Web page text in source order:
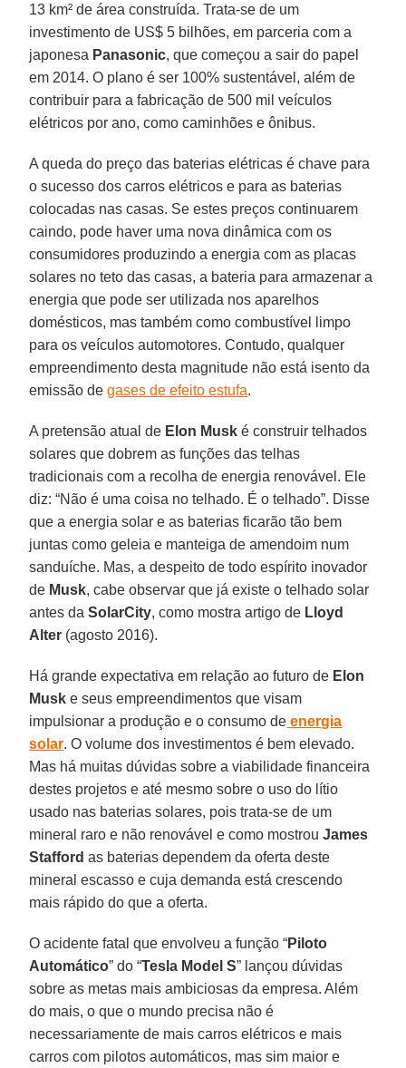
13 km² de área construída. Trata-se de um
investimento de US$ 5 bilhões, em parceria com a
japonesa Panasonic, que começou a sair do papel
em 2014. O plano é ser 100% sustentável, além de
contribuir para a fabricação de 500 mil veículos
elétricos por ano, como caminhões e ônibus.
A queda do preço das baterias elétricas é chave para
o sucesso dos carros elétricos e para as baterias
colocadas nas casas. Se estes preços continuarem
caindo, pode haver uma nova dinâmica com os
consumidores produzindo a energia com as placas
solares no teto das casas, a bateria para armazenar a
energia que pode ser utilizada nos aparelhos
domésticos, mas também como combustível limpo
para os veículos automotores. Contudo, qualquer
empreendimento desta magnitude não está isento da
emissão degases de efeito estufa.
A pretensão atual de Elon Musk é construir telhados
solares que dobrem as funções das telhas
tradicionais com a recolha de energia renovável. Ele
diz: “Não é uma coisa no telhado. É o telhado”. Disse
que a energia solar e as baterias ficarão tão bem
juntas como geleia e manteiga de amendoim num
sanduíche. Mas, a despeito de todo espírito inovador
de Musk, cabe observar que já existe o telhado solar
antes daSolarCity, como mostra artigo de Lloyd
Alter (agosto 2016).
Há grande expectativa em relação ao futuro de Elon
Musk e seus empreendimentos que visam
impulsionar a produção e o consumo de energia
solar. O volume dos investimentos é bem elevado.
Mas há muitas dúvidas sobre a viabilidade financeira
destes projetos e até mesmo sobre o uso do lítio
usado nas baterias solares, pois trata-se de um
mineral raro e não renovável e como mostrouJames
Stafford as baterias dependem da oferta deste
mineral escasso e cuja demanda está crescendo
mais rápido do que a oferta.
O acidente fatal que envolveu a função “Piloto
Automático” do “Tesla Model S” lançou dúvidas
sobre as metas mais ambiciosas da empresa. Além
do mais, o que o mundo precisa não é
necessariamente de mais carros elétricos e mais
carros com pilotos automáticos, mas sim maior e